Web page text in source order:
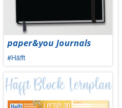
paper&you Journals
#Häfft